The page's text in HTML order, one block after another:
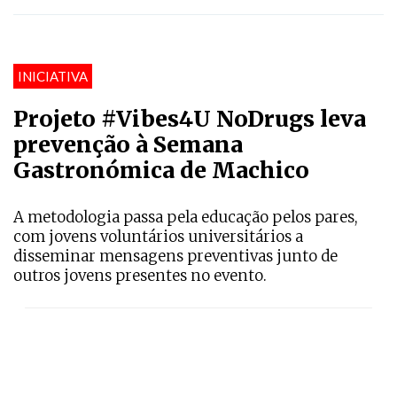
INICIATIVA
Projeto #Vibes4U NoDrugs leva
prevenção à Semana
Gastronómica de Machico
A metodologia passa pela educação pelos pares,
com jovens voluntários universitários a
disseminar mensagens preventivas junto de
outros jovens presentes no evento.